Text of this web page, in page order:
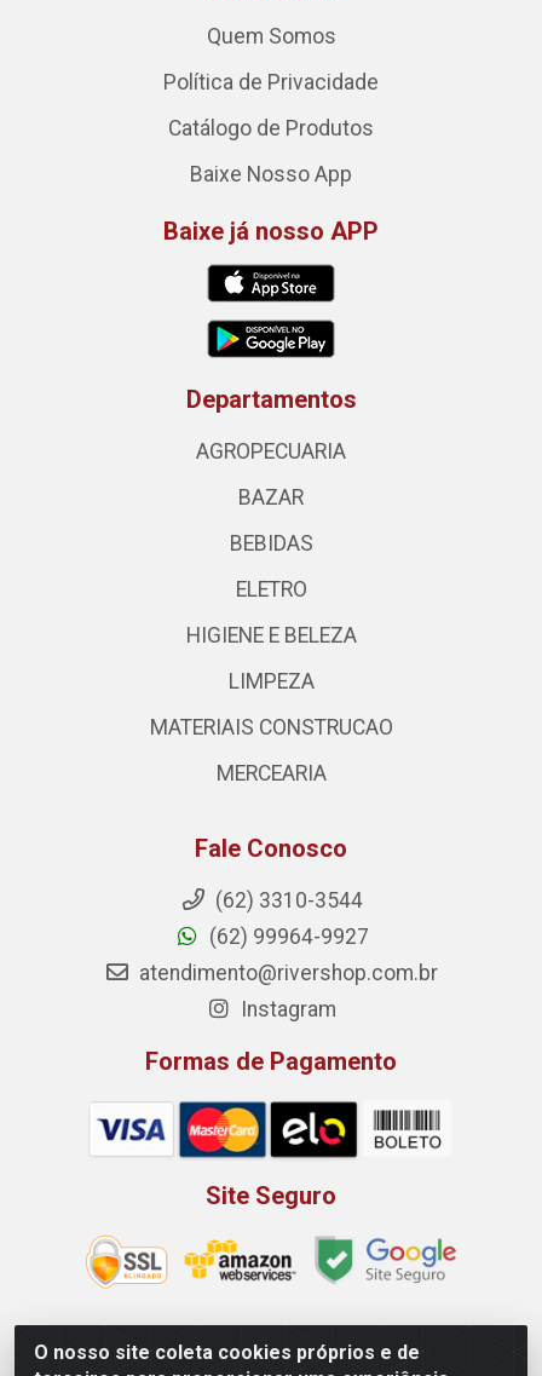
O nosso site coleta cookies próprios e de
Quem Somos
Política de Privacidade
Catálogo de Produtos
Baixe Nosso App
Baixe já nosso APP
Departamentos
AGROPECUARIA
BAZAR
BEBIDAS
ELETRO
HIGIENE E BELEZA
LIMPEZA
MATERIAIS CONSTRUCAO
MERCEARIA
Fale Conosco
(62) 3310-3544
(62) 99964-9927
atendimento@rivershop.com.br
Instagram
Formas de Pagamento
Site Seguro
Rio Vermelho Distribuição de Alimentos LTDA - Rodovia BR,